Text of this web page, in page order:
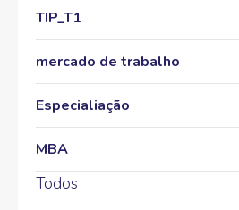
TIP_T1
mercado de trabalho
Especialiação
MBA
Todos